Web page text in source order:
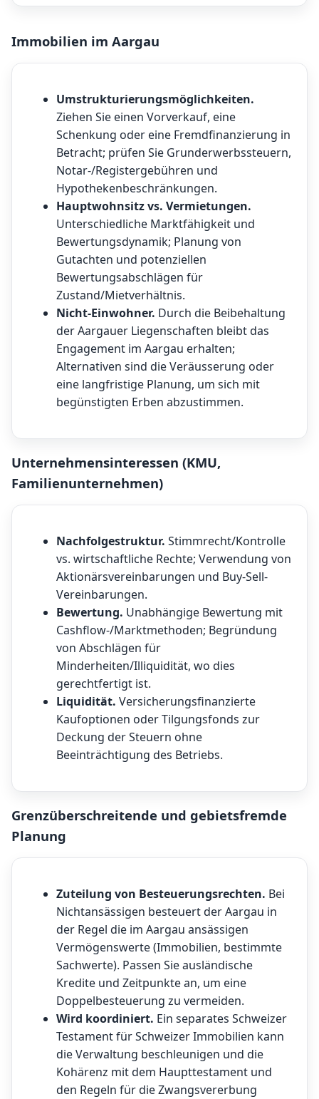
Immobilien im Aargau
Umstrukturierungsmöglichkeiten.
Ziehen Sie einen Vorverkauf, eine
Schenkung oder eine Fremdfinanzierung in
Betracht; prüfen Sie Grunderwerbssteuern,
Notar-/Registergebühren und
Hypothekenbeschränkungen.
Hauptwohnsitz vs. Vermietungen.
Unterschiedliche Marktfähigkeit und
Bewertungsdynamik; Planung von
Gutachten und potenziellen
Bewertungsabschlägen für
Zustand/Mietverhältnis.
Nicht-Einwohner. Durch die Beibehaltung
der Aargauer Liegenschaften bleibt das
Engagement im Aargau erhalten;
Alternativen sind die Veräusserung oder
eine langfristige Planung, um sich mit
begünstigten Erben abzustimmen.
Unternehmensinteressen (KMU,
Familienunternehmen)
Nachfolgestruktur. Stimmrecht/Kontrolle
vs. wirtschaftliche Rechte; Verwendung von
Aktionärsvereinbarungen und Buy-Sell-
Vereinbarungen.
Bewertung. Unabhängige Bewertung mit
Cashflow-/Marktmethoden; Begründung
von Abschlägen für
Minderheiten/Illiquidität, wo dies
gerechtfertigt ist.
Liquidität. Versicherungsfinanzierte
Kaufoptionen oder Tilgungsfonds zur
Deckung der Steuern ohne
Beeinträchtigung des Betriebs.
Grenzüberschreitende und gebietsfremde
Planung
Zuteilung von Besteuerungsrechten. Bei
Nichtansässigen besteuert der Aargau in
der Regel die im Aargau ansässigen
Vermögenswerte (Immobilien, bestimmte
Sachwerte). Passen Sie ausländische
Kredite und Zeitpunkte an, um eine
Doppelbesteuerung zu vermeiden.
Wird koordiniert. Ein separates Schweizer
Testament für Schweizer Immobilien kann
die Verwaltung beschleunigen und die
Kohärenz mit dem Haupttestament und
den Regeln für die Zwangsvererbung